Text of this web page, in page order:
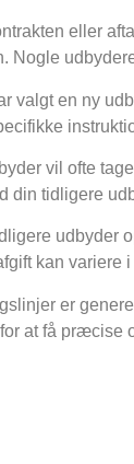
eller
Nogle
valgt en ny
vil ofte
din tidligere
udbyder
kan variere
er
at få præcise